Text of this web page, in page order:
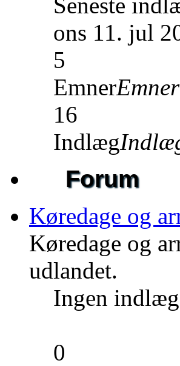
ons 11. jul
5
EmnerEmner
16
Indlæg
Forum
Køredage og
Køredage og
udlandet.
Ingen indlæg
0